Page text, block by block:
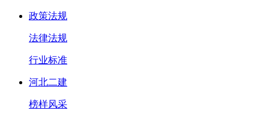
政策法规
法律法规
行业标准
河北二建
榜样风采